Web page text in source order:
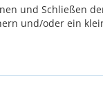
und Schließen
und/oder ein